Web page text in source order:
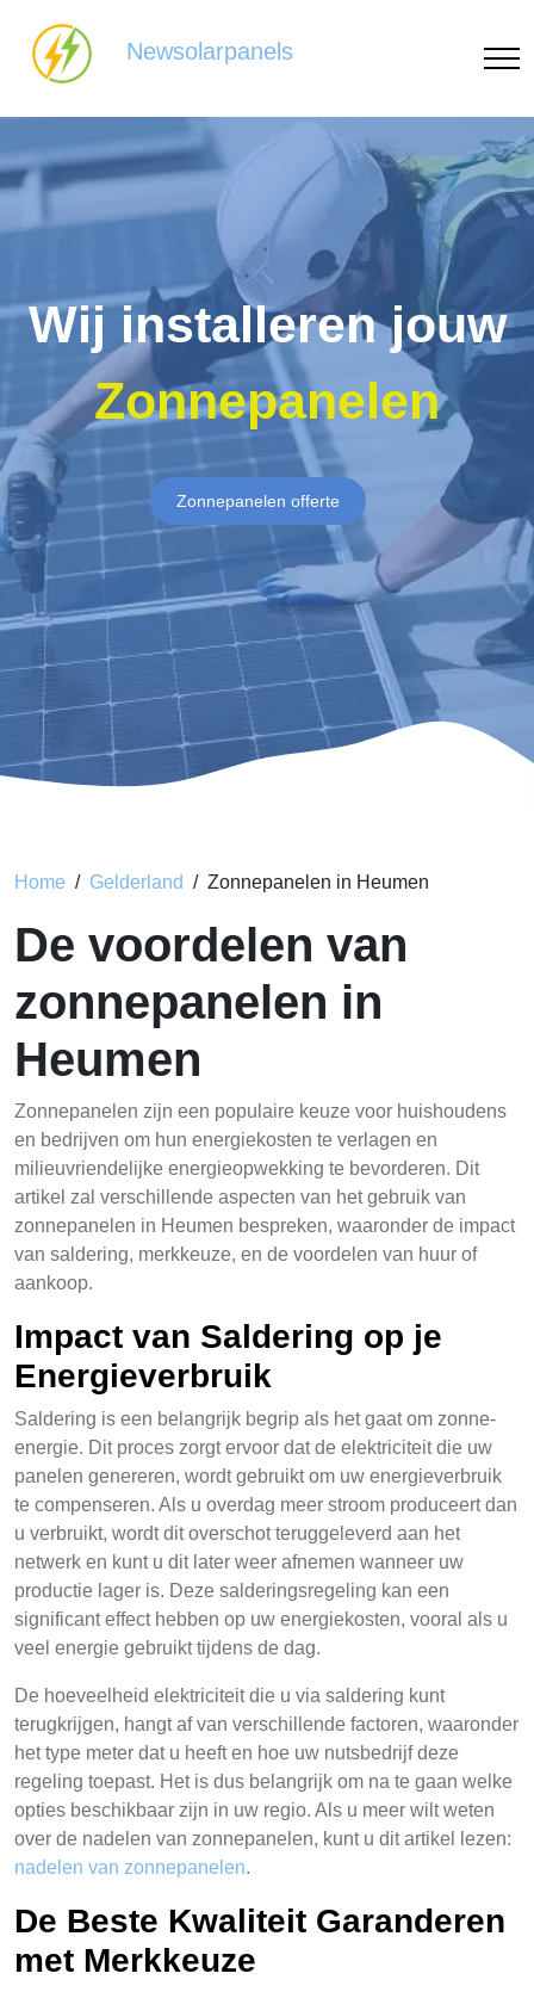
Newsolarpanels
Wij installeren jouw
Zonnepanelen
Zonnepanelen offerte
Home Gelderland Zonnepanelen in Heumen
De voordelen van
zonnepanelen in
Heumen
Zonnepanelen zijn een populaire keuze voor huishoudens
en bedrijven om hun energiekosten te verlagen en
milieuvriendelijke energieopwekking te bevorderen. Dit
artikel zal verschillende aspecten van het gebruik van
zonnepanelen in Heumen bespreken, waaronder de impact
van saldering, merkkeuze, en de voordelen van huur of
aankoop.
Impact van Saldering op je
Energieverbruik
Saldering is een belangrijk begrip als het gaat om zonne-
energie. Dit proces zorgt ervoor dat de elektriciteit die uw
panelen genereren, wordt gebruikt om uw energieverbruik
te compenseren. Als u overdag meer stroom produceert dan
u verbruikt, wordt dit overschot teruggeleverd aan het
netwerk en kunt u dit later weer afnemen wanneer uw
productie lager is. Deze salderingsregeling kan een
significant effect hebben op uw energiekosten, vooral als u
veel energie gebruikt tijdens de dag.
De hoeveelheid elektriciteit die u via saldering kunt
terugkrijgen, hangt af van verschillende factoren, waaronder
het type meter dat u heeft en hoe uw nutsbedrijf deze
regeling toepast. Het is dus belangrijk om na te gaan welke
opties beschikbaar zijn in uw regio. Als u meer wilt weten
over de nadelen van zonnepanelen, kunt u dit artikel lezen:
nadelen van zonnepanelen.
De Beste Kwaliteit Garanderen
met Merkkeuze